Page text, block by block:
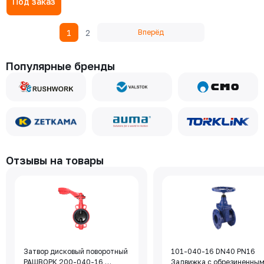
1 2 Вперёд
Популярные бренды
Отзывы на товары
Затвор дисковый поворотный
РАШВОРК 200-040-16,
101-040-16 DN40 PN16
Задвижка с обрезиненным